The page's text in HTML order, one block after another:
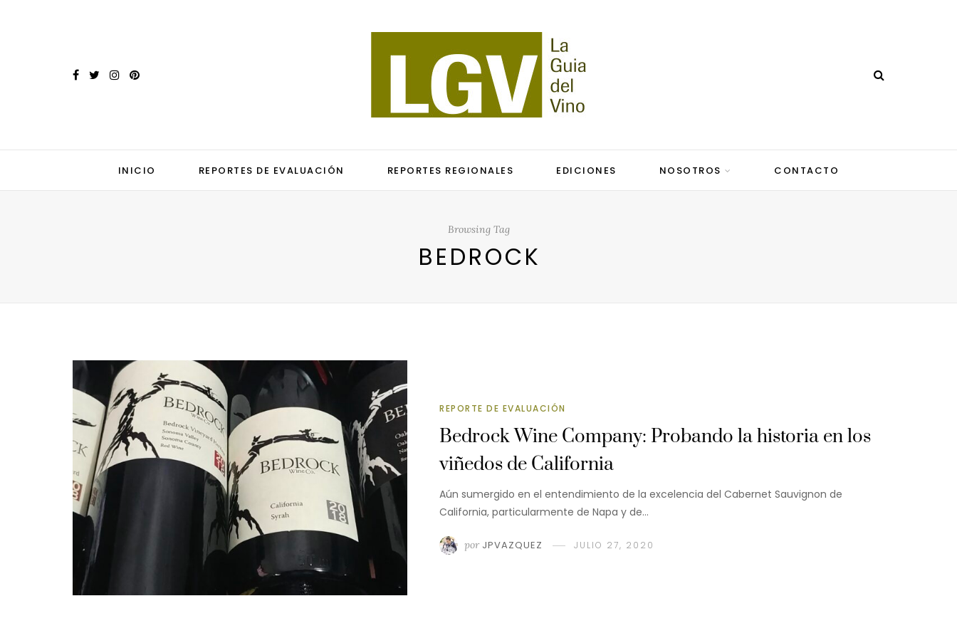
INICIO REPORTES DE EVALUACIÓN REPORTES REGIONALES EDICIONES NOSOTROS CONTACTO
Browsing Tag
BEDROCK
REPORTE DE EVALUACIÓN
Bedrock Wine Company: Probando la historia en los
viñedos de California
Aún sumergido en el entendimiento de la excelencia del Cabernet Sauvignon de
California, particularmente de Napa y de…
por JPVAZQUEZ JULIO 27, 2020